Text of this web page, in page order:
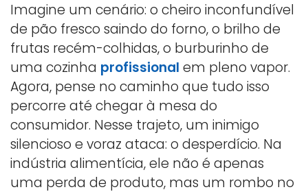
Imagine um cenário: o cheiro inconfundível
de pão fresco saindo do forno, o brilho de
frutas recém-colhidas, o burburinho de
uma cozinha profissional em pleno vapor.
Agora, pense no caminho que tudo isso
percorre até chegar à mesa do
consumidor. Nesse trajeto, um inimigo
silencioso e voraz ataca: o desperdício. Na
indústria alimentícia, ele não é apenas
uma perda de produto, mas um rombo no